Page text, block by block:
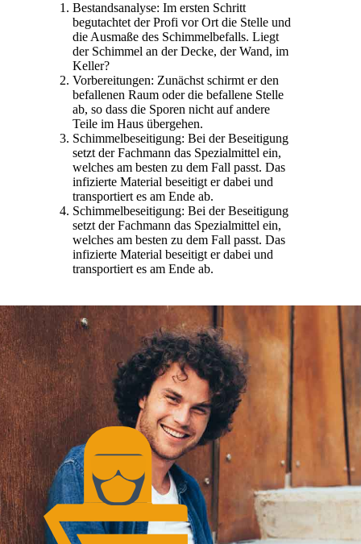
Bestandsanalyse: Im ersten Schritt
begutachtet der Profi vor Ort die Stelle und
die Ausmaße des Schimmelbefalls. Liegt
der Schimmel an der Decke, der Wand, im
Keller?
Vorbereitungen: Zunächst schirmt er den
befallenen Raum oder die befallene Stelle
ab, so dass die Sporen nicht auf andere
Teile im Haus übergehen.
Schimmelbeseitigung: Bei der Beseitigung
setzt der Fachmann das Spezialmittel ein,
welches am besten zu dem Fall passt. Das
infizierte Material beseitigt er dabei und
transportiert es am Ende ab.
Schimmelbeseitigung: Bei der Beseitigung
setzt der Fachmann das Spezialmittel ein,
welches am besten zu dem Fall passt. Das
infizierte Material beseitigt er dabei und
transportiert es am Ende ab.